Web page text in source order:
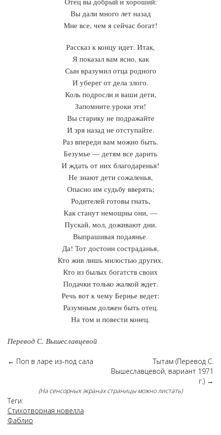
Вы дали много лет назад
Мне все, чем я сейчас богат!
Рассказ к концу идет. Итак,
Я показал вам ясно, как
Сын вразумил отца родного
И уберег от дела злого.
Коль подросли и ваши дети,
Запомните уроки эти!
Вы старику не подражайте
И зря назад не отступайте.
Раз впереди вам можно быть.
Безумье — детям все дарить
И ждать от них благодаренья!
Не знают дети сожаленья,
Опасно им судьбу вверять;
Родителей готовы гнать,
Как станут немощны они, —
Пускай, мол, доживают дни.
Выпрашивая подаянье.
Да! Тот достоин состраданья,
Кто жив лишь милостью других.
Кто из былых богатств своих
Подачки только жалкой ждет.
Речь вот к чему Бернье ведет:
Разумным должен быть отец.
На том и повести конец.
Перевод С. Вышеславцевой
← Поп в ларе из-под сала
Тытам (Перевод С.
Вышеславцевой, вариант 1971
г.) →
(На сенсорных экранах страницы можно листать)
Теги:
Стихотворная новелла
Фаблио